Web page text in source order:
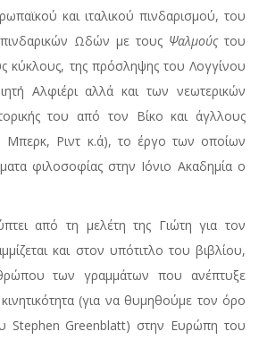
και ιταλικού πινδαρισμού, του
Ωδών με τους Ψαλμούς του
κύκλους, της πρόσληψης του Λογγίνου
Αλφιέρι αλλά και των νεωτερικών
του από τον Βίκο και άγλλους
Μπερκ, Ριντ κ.ά), το έργο των οποίων
φιλοσοφίας στην Ιόνιο Ακαδημία ο
από τη μελέτη της Γιώτη για τον
και στον υπότιτλο του βιβλίου,
των γραμμάτων που ανέπτυξε
κινητικότητα (για να θυμηθούμε τον όρο
Stephen Greenblatt) στην Ευρώπη του